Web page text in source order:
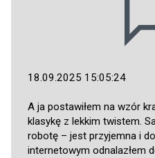
18.09.2025 15:05:24
A ja postawiłem na wzór
klasykę z lekkim twistem.
robotę – jest przyjemna i
internetowym odnalazłem